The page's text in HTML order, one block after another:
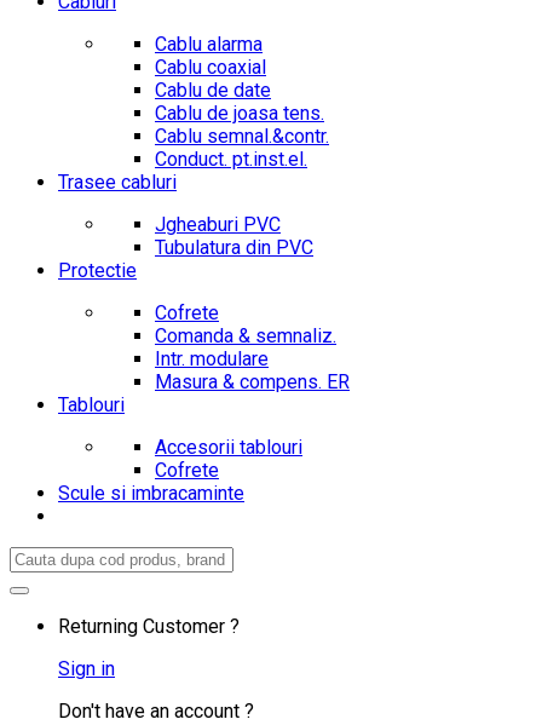
Cablu alarma
Cablu coaxial
Cablu de date
Cablu de joasa tens.
Cablu semnal.&contr.
Conduct. pt.inst.el.
Trasee cabluri
Jgheaburi PVC
Tubulatura din PVC
Protectie
Cofrete
Comanda & semnaliz.
Intr. modulare
Masura & compens. ER
Tablouri
Accesorii tablouri
Cofrete
Scule si imbracaminte
Search
Returning Customer ?
Sign in
Don't have an account ?